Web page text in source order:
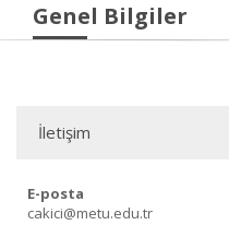
Genel Bilgiler
İletişim
E-posta
cakici@metu.edu.tr